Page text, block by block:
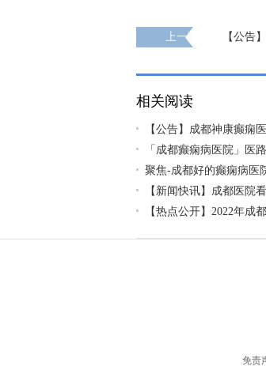
上一页
【公告
相关阅读
【公告】成都神康癫痫
「成都癫痫病医院」医
聚焦-成都好的癫痫病医
【新闻快讯】成都医院
【热点公开】2022年成
免责